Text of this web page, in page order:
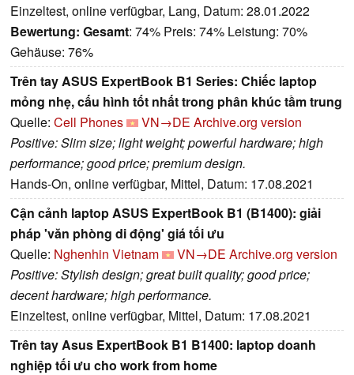
Einzeltest, online verfügbar, Lang, Datum: 28.01.2022
Bewertung: Gesamt: 74% Preis: 74% Leistung: 70%
Gehäuse: 76%
Trên tay ASUS ExpertBook B1 Series: Chiếc laptop
mỏng nhẹ, cấu hình tốt nhất trong phân khúc tầm trung
Quelle: Cell Phones VN→DE Archive.org version
Positive: Slim size; light weight; powerful hardware; high
performance; good price; premium design.
Hands-On, online verfügbar, Mittel, Datum: 17.08.2021
Cận cảnh laptop ASUS ExpertBook B1 (B1400): giải
pháp 'văn phòng di động' giá tối ưu
Quelle: Nghenhin Vietnam VN→DE Archive.org version
Positive: Stylish design; great built quality; good price;
decent hardware; high performance.
Einzeltest, online verfügbar, Mittel, Datum: 17.08.2021
Trên tay Asus ExpertBook B1 B1400: laptop doanh
nghiệp tối ưu cho work from home